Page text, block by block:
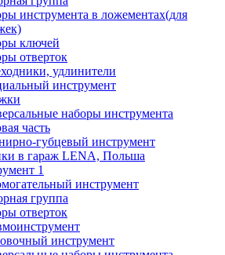
инструмента в ложементах(для
ключей
отверток
удлинители
инструмент
наборы инструмента
часть
губцевый инструмент
в гараж LENA, Польша
1
инструмент
группа
отверток
инструмент